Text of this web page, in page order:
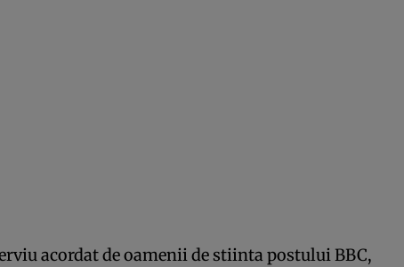
acordat de oamenii de stiinta postului BBC,